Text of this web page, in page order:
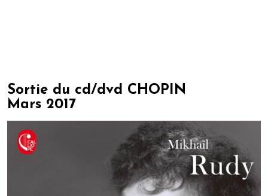
Sortie du cd/dvd CHOPIN
Mars 2017